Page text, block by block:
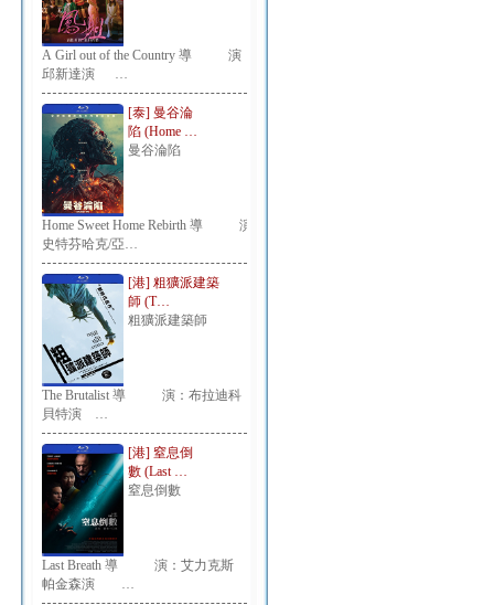
A Girl out of the Country 導 演：
邱新達演 …
[泰] 曼谷淪
陷 (Home …
曼谷淪陷
Home Sweet Home Rebirth 導 演：
史特芬哈克/亞…
[港] 粗獷派建築
師 (T…
粗獷派建築師
The Brutalist 導 演：布拉迪科
貝特演 …
[港] 窒息倒
數 (Last …
窒息倒數
Last Breath 導 演：艾力克斯
帕金森演 …